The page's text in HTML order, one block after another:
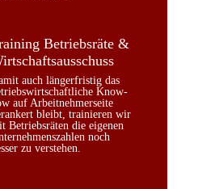
Betriebsräte &
auch längerfristig das
Know-
auf Arbeitnehmerseite
bleibt, trainieren wir
Betriebsräten die eigenen
noch
zu verstehen.